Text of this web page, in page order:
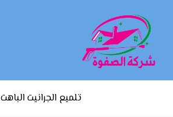
تلميع الجرانيت الباهت